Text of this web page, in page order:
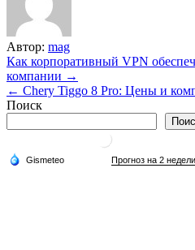
Автор: mag
Навигация
по
записям
Как корпоративный VPN
компании →
← Chery Tiggo 8 Pro: Цены и
Поиск